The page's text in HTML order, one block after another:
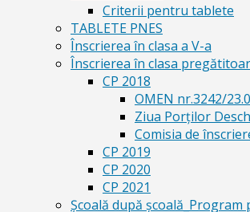
Criterii pentru tablete
TABLETE PNES
Înscrierea în clasa a V-a
Înscrierea în clasa
CP 2018
OMEN nr.3242/
Ziua Porților
Comisia de
CP 2019
CP 2020
CP 2021
Școală după școală_Program